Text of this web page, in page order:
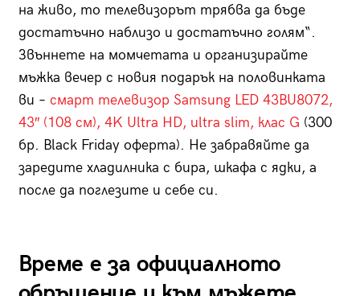
на живо, то телевизорът трябва да бъде
достатъчно наблизо и достатъчно голям“.
Звъннете на момчетата и организирайте
мъжка вечер с новия подарък на половинката
ви – смарт телевизор Samsung LED 43BU8072,
43″ (108 см), 4K Ultra HD, ultra slim, клас G (300
бр. Black Friday оферта). Не забравяйте да
заредите хладилника с бира, шкафа с ядки, а
после да поглезите и себе си.
Време е за официалното